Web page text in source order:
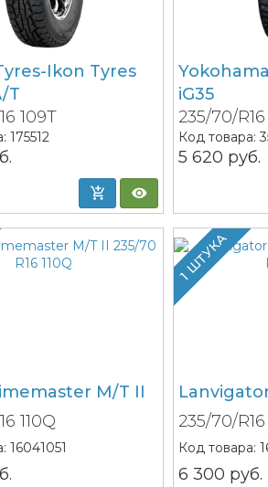
Ikon Tyres
T
109T
175512
iG35
235/70/
Код товара:
5 620 руб.
M/T II
110Q
16041051
1 ШТУКА
235/70/R16
Код товара:
6 300 руб.